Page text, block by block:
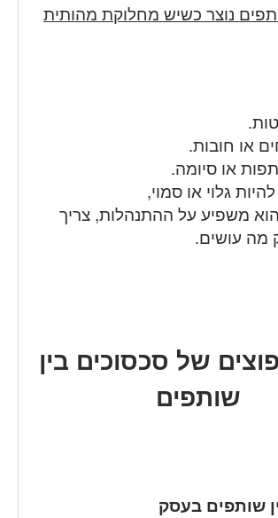
נוצר כשיש מחלוקת מהותית
או חובות.
או סיומה.
גלוי או סמוי,
משפיע על ההתנהלות, צריך
מה עושים.
של סכסוכים בין
שותפים
שותפים בעסק